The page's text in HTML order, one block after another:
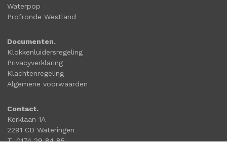
Waterpop
Profronde Westland
Documenten.
Klokkenluidersregeling
Privacyverklaring
Klachtenregeling
Algemene voorwaarden
Contact.
Kerklaan 1A
2291 CD Wateringen
T. 0174 29 84 85